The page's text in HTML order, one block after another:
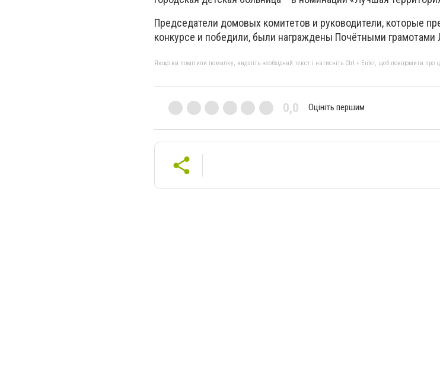
Председатели домовых комитетов и руководители, которые
конкурсе и победили, были награждены Почётными грамотами
Якщо ви помітили помилку, виділіть необхідний текст і натисніть Ctrl + Enter, щоб повідомити про
0,0 Оцініть першим